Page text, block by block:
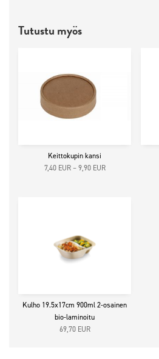
Tutustu myös
Keittokupin kansi
7,40 EUR – 9,90 EURHintaluokka:
Kulho 19.5x17cm 900ml 2-osainen
bio-laminoitu
69,70 EUR